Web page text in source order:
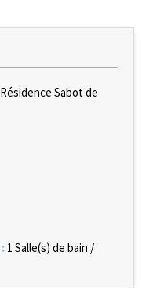
Résidence Sabot de
: 1 Salle(s) de bain /